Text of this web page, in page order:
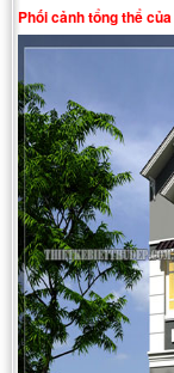
Phối cảnh tổng thể của